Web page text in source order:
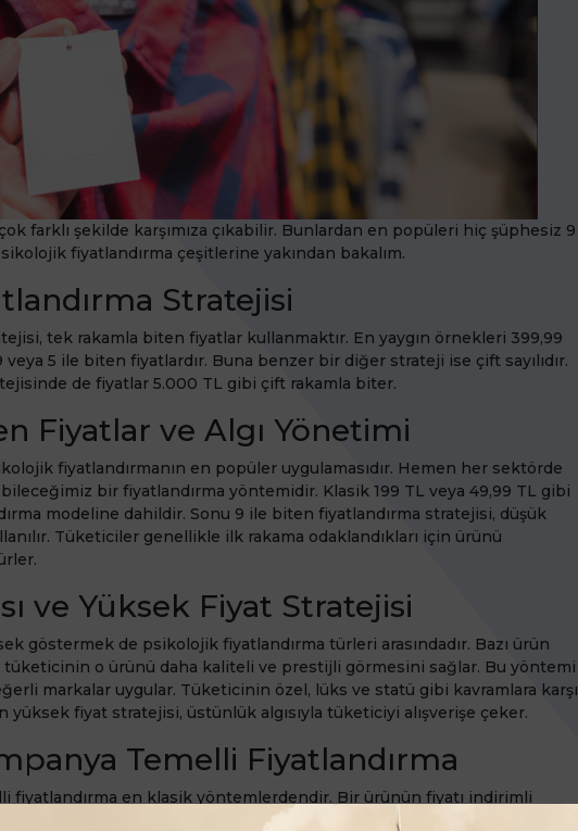
farklı şekilde karşımıza çıkabilir. Bunlardan en popüleri hiç şüphesiz 9
fiyatlandırma çeşitlerine yakından bakalım.
Stratejisi
tek rakamla biten fiyatlar kullanmaktır. En yaygın örnekleri 399,99
5 ile biten fiyatlardır. Buna benzer bir diğer strateji ise çift sayılıdır.
de fiyatlar 5.000 TL gibi çift rakamla biter.
Fiyatlar ve Algı Yönetimi
fiyatlandırmanın en popüler uygulamasıdır. Hemen her sektörde
bir fiyatlandırma yöntemidir. Klasik 199 TL veya 49,99 TL gibi
modeline dahildir. Sonu 9 ile biten fiyatlandırma stratejisi, düşük
Tüketiciler genellikle ilk rakama odaklandıkları için ürünü
ve Yüksek Fiyat Stratejisi
göstermek de psikolojik fiyatlandırma türleri arasındadır. Bazı ürün
tüketicinin o ürünü daha kaliteli ve prestijli görmesini sağlar. Bu yöntemi
markalar uygular. Tüketicinin özel, lüks ve statü gibi kavramlara karşı
yüksek fiyat stratejisi, üstünlük algısıyla tüketiciyi alışverişe çeker.
Temelli Fiyatlandırma
fiyatlandırma en klasik yöntemlerdendir. Bir ürünün fiyatı indirimli
olmayan tüketiciler dahi daha sonra lazım olma ihtimalini göz önünde